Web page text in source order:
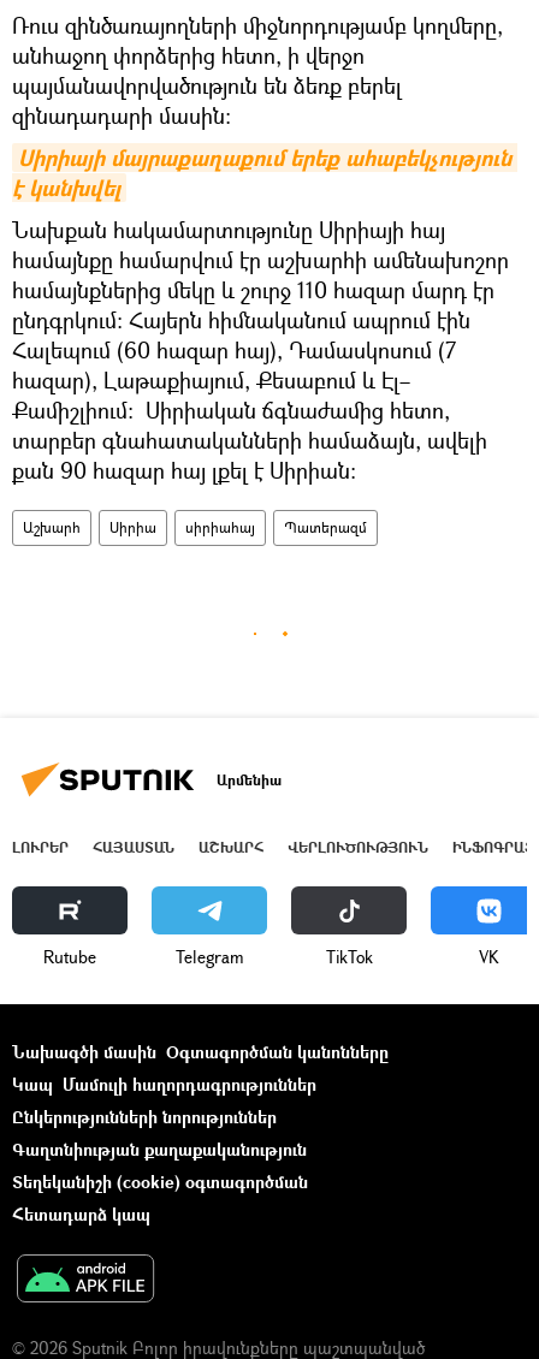
Ռուս զինծառայողների միջնորդությամբ կողմերը,
անհաջող փորձերից հետո, ի վերջո
պայմանավորվածություն են ձեռք բերել
զինադադարի մասին։
Սիրիայի մայրաքաղաքում երեք ահաբեկչություն
է կանխվել
Նախքան հակամարտությունը Սիրիայի հայ
համայնքը համարվում էր աշխարհի ամենախոշոր
համայնքներից մեկը և շուրջ 110 հազար մարդ էր
ընդգրկում։ Հայերն հիմնականում ապրում էին
Հալեպում (60 հազար հայ), Դամասկոսում (7
հազար), Լաթաքիայում, Քեսաբում և Էլ–
Քամիշլիում։ Սիրիական ճգնաժամից հետո,
տարբեր գնահատականների համաձայն, ավելի
քան 90 հազար հայ լքել է Սիրիան։
Աշխարհ Սիրիա սիրիահայ Պատերազմ
Արմենիա
ԼՈՒՐԵՐ ՀԱՅԱՍՏԱՆ ԱՇԽԱՐՀ ՎԵՐԼՈՒԾՈՒԹՅՈՒՆ
Rutube Telegram ТikТоk VK
Նախագծի մասին Օգտագործման կանոնները
Կապ Մամուլի հաղորդագրություններ
Ընկերությունների նորություններ
Գաղտնիության քաղաքականություն
Տեղեկանիշի (cookie) օգտագործման
Հետադարձ կապ
© 2026 Sputnik Բոլոր իրավունքները պաշտպանված